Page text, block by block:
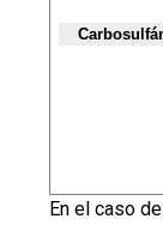
En el caso